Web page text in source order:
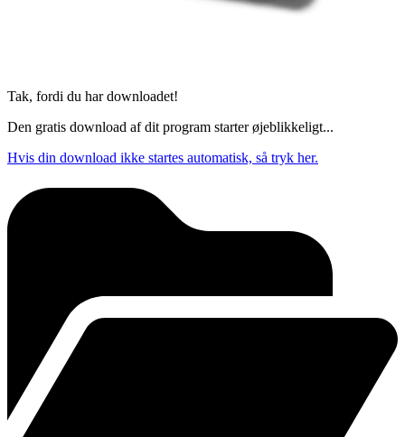
Tak, fordi du har downloadet!
Den gratis download af dit program starter øjeblikkeligt...
Hvis din download ikke startes automatisk, så tryk her.